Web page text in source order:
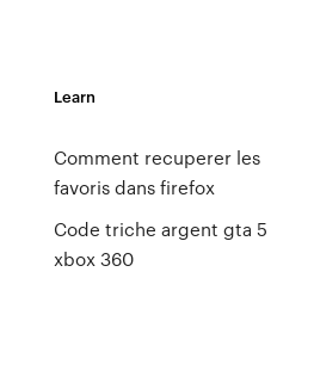
Learn
Comment recuperer les
favoris dans firefox
Code triche argent gta 5
xbox 360